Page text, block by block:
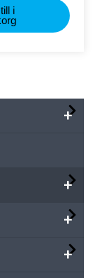
i
+
+
+
+